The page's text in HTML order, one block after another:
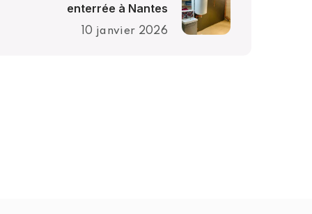
enterrée à Nantes
10 janvier 2026